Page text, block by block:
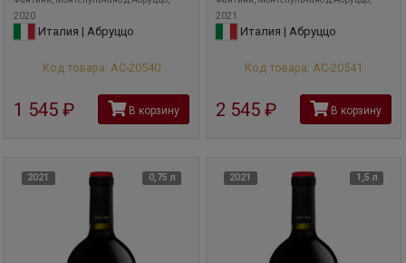
2020
Италия | Абруццо
Код товара: АС-20540
1 545 руб В корзину
2021
Италия | Абруццо
Код товара: АС-20541
2 545 руб В корзину
2021 0,75 л 2021 1,5 л